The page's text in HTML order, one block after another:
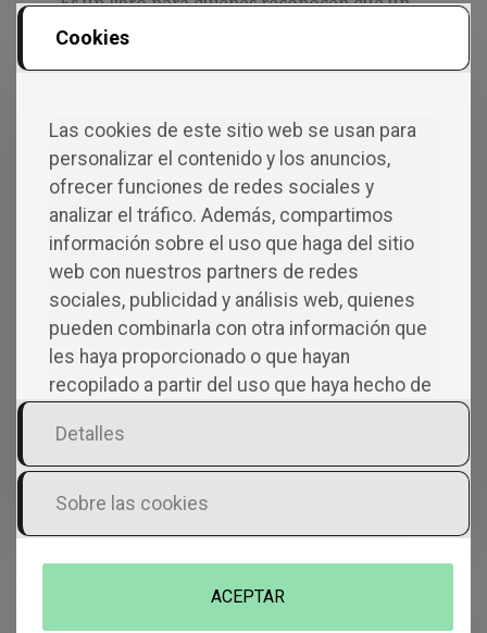
paisaje también puede cuidar, acompañar y
Cookies
Las cookies de este sitio web se usan para
personalizar el contenido y los anuncios,
ofrecer funciones de redes sociales y
analizar el tráfico. Además, compartimos
información sobre el uso que haga del sitio
web con nuestros partners de redes
sociales, publicidad y análisis web, quienes
pueden combinarla con otra información que
les haya proporcionado o que hayan
recopilado a partir del uso que haya hecho de
Detalles
Sobre las cookies
ACEPTAR